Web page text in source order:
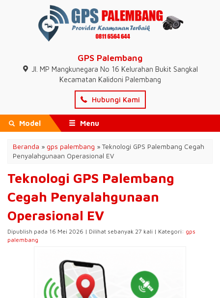
GPS Palembang
Jl. MP Mangkunegara No 16 Kelurahan Bukit Sangkal
Kecamatan Kalidoni Palembang
Hubungi Kami
Model Menu
Beranda » gps palembang »Teknologi GPS Palembang Cegah
Penyalahgunaan Operasional EV
Teknologi GPS Palembang
Cegah Penyalahgunaan
Operasional EV
Dipublish pada 16 Mei 2026 | Dilihat sebanyak 27 kali | Kategori: gps
palembang